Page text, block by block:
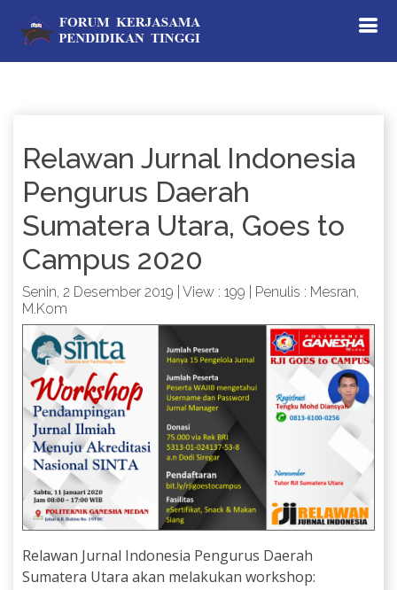
Relawan Jurnal Indonesia
Pengurus Daerah
Sumatera Utara, Goes to
Campus 2020
Senin, 2 Desember 2019 | View : 199 | Penulis : Mesran,
M.Kom
Relawan Jurnal Indonesia Pengurus Daerah
Sumatera Utara akan melakukan workshop: